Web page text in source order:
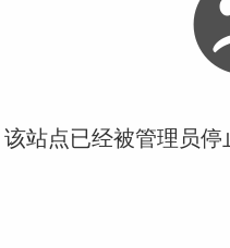
站点已经被管理员